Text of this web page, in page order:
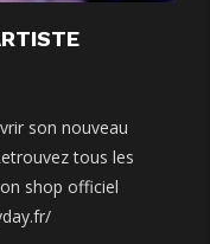
son nouveau
tous les
shop officiel